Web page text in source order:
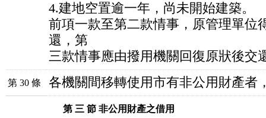
4.建地空置逾一年，尚未開始建築。
前項一款至第二款情事，原管理單位
還，第
三款情事應由撥用機關回復原狀後交
第 30 條 各機關間移轉使用市有非公用財產者
第 三 節 非公用財產之借用